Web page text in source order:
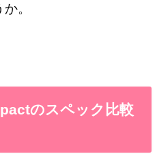
。
のスペック比較